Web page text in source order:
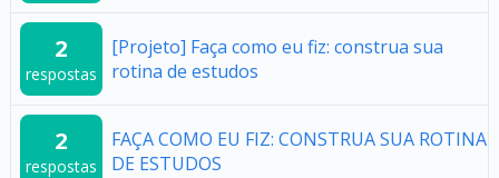
2
respostas
[Projeto] Faça como eu fiz: construa sua
rotina de estudos
2
respostas
FAÇA COMO EU FIZ: CONSTRUA SUA ROTINA
DE ESTUDOS